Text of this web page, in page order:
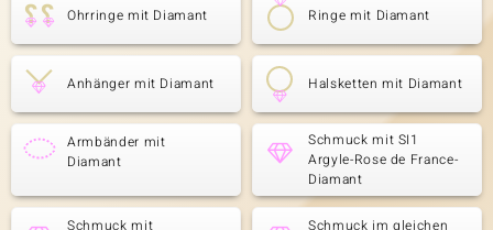
Ohrringe mit Diamant Ringe mit Diamant
Anhänger mit Diamant Halsketten mit Diamant
Armbänder mit
Diamant
Schmuck mit SI1
Argyle-Rose de France-
Diamant
Schmuck mit
Schmuck im gleichen